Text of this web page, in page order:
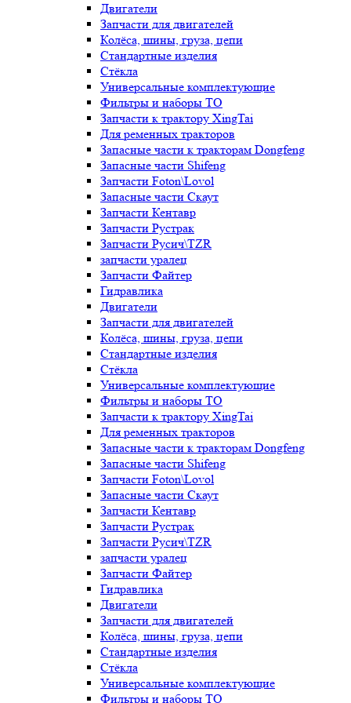
Двигатели
Запчасти для двигателей
Колёса, шины, груза, цепи
Стандартные изделия
Стёкла
Универсальные комплектующие
Фильтры и наборы ТО
Запчасти к трактору XingTai
Для ременных тракторов
Запасные части к тракторам Dongfeng
Запасные части Shifeng
Запчасти Foton\Lovol
Запасные части Скаут
Запчасти Кентавр
Запчасти Рустрак
Запчасти Русич\TZR
запчасти уралец
Запчасти Файтер
Гидравлика
Двигатели
Запчасти для двигателей
Колёса, шины, груза, цепи
Стандартные изделия
Стёкла
Универсальные комплектующие
Фильтры и наборы ТО
Запчасти к трактору XingTai
Для ременных тракторов
Запасные части к тракторам Dongfeng
Запасные части Shifeng
Запчасти Foton\Lovol
Запасные части Скаут
Запчасти Кентавр
Запчасти Рустрак
Запчасти Русич\TZR
запчасти уралец
Запчасти Файтер
Гидравлика
Двигатели
Запчасти для двигателей
Колёса, шины, груза, цепи
Стандартные изделия
Стёкла
Универсальные комплектующие
Фильтры и наборы ТО